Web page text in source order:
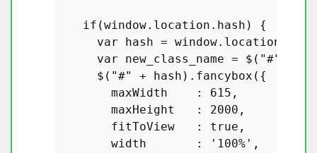
if (window. location . hash ) {
var hash = window. location
var new_class_name = $( "#"
      $(
"#" + hash). fancybox ({
        maxWidth    :
615 ,
        maxHeight   :
2000 ,
        fitToView   :
true ,
        width       :
'100%' ,